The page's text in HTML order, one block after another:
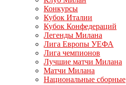
Конкурсы
Кубок Италии
Кубок Конфедераций
Легенды Милана
Лига Европы УЕФА
Лига чемпионов
Лучшие матчи Милана
Матчи Милана
Национальные сборные